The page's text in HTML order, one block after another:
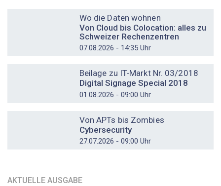
Wo die Daten wohnen
Von Cloud bis Colocation: alles zu
Schweizer Rechenzentren
07.08.2026 - 14:35 Uhr
Beilage zu IT-Markt Nr. 03/2018
Digital Signage Special 2018
01.08.2026 - 09:00 Uhr
Von APTs bis Zombies
Cybersecurity
27.07.2026 - 09:00 Uhr
AKTUELLE AUSGABE